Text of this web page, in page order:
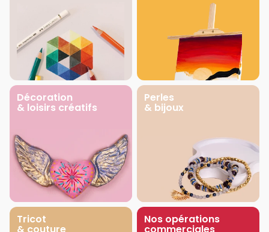
Décoration
& loisirs créatifs
Perles
& bijoux
Tricot Nos opérations